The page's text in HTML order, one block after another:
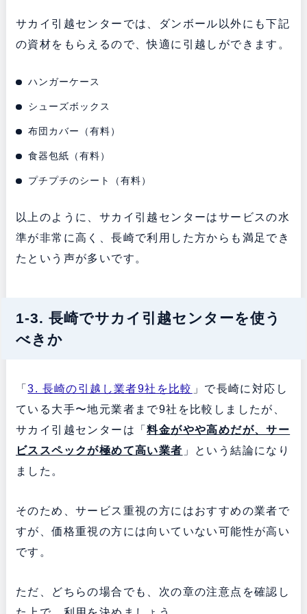
サカイ引越センターでは、ダンボール以外にも下記
の資材をもらえるので、快適に引越しができます。
ハンガーケース
シューズボックス
布団カバー（有料）
食器包紙（有料）
プチプチのシート（有料）
以上のように、サカイ引越センターはサービスの水
準が非常に高く、長崎で利用した方からも満足でき
たという声が多いです。
1-3. 長崎でサカイ引越センターを使う
べきか
「3. 長崎の引越し業者9社を比較 」で長崎に対応し
ている大手〜地元業者まで9社を比較しましたが、
サカイ引越センターは「料金がやや高めだが、サー
ビススペックが極めて高い業者 」という結論になり
ました。
そのため、サービス重視の方にはおすすめの業者で
すが、価格重視の方には向いていない可能性が高い
です。
ただ、どちらの場合でも、次の章の注意点を確認し